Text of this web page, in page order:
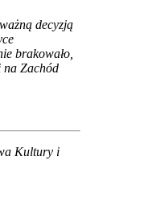
decyzją
brakowało,
na Zachód
Kultury i